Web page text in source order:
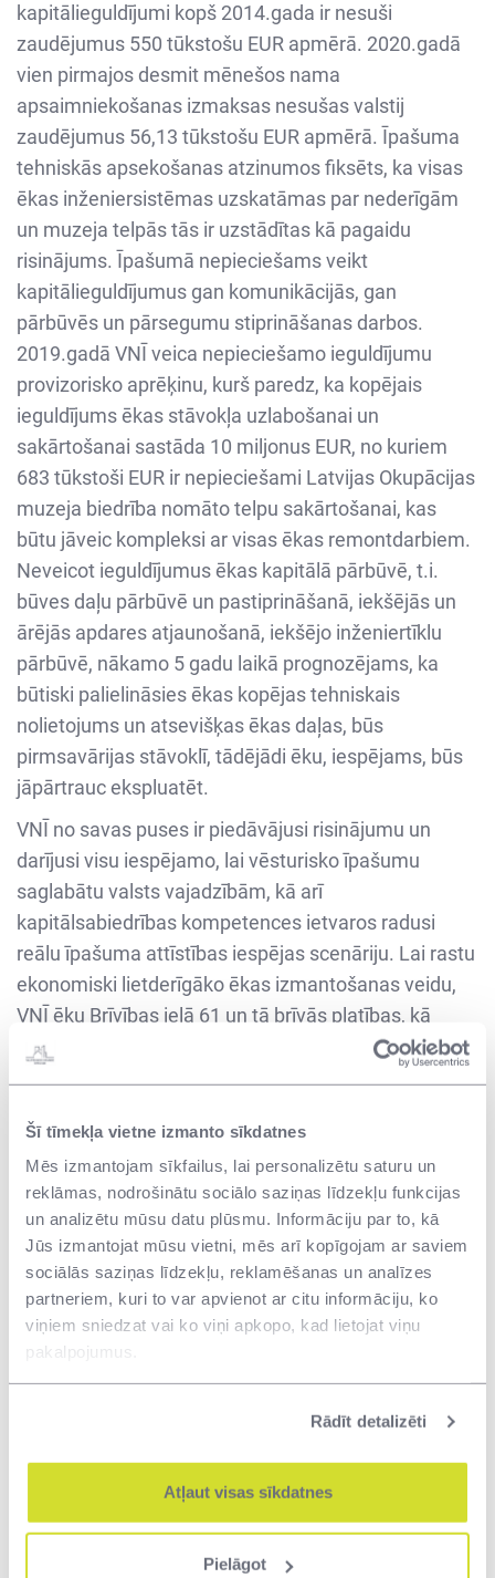
Šī tīmekļa vietne izmanto sīkdatnes
Mēs izmantojam sīkfailus, lai personalizētu saturu un
reklāmas, nodrošinātu sociālo saziņas līdzekļu funkcijas
un analizētu mūsu datu plūsmu. Informāciju par to, kā
Jūs izmantojat mūsu vietni, mēs arī kopīgojam ar saviem
sociālās saziņas līdzekļu, reklamēšanas un analīzes
partneriem, kuri to var apvienot ar citu informāciju, ko
viņiem sniedzat vai ko viņi apkopo, kad lietojat viņu
pakalpojumus.
Rādīt detalizēti
Atļaut visas sīkdatnes
Pielāgot
kapitālieguldījumi kopš 2014.gada ir nesuši
zaudējumus 550 tūkstošu EUR apmērā. 2020.gadā
vien pirmajos desmit mēnešos nama
apsaimniekošanas izmaksas nesušas valstij
zaudējumus 56,13 tūkstošu EUR apmērā. Īpašuma
tehniskās apsekošanas atzinumos fiksēts, ka visas
ēkas inženiersistēmas uzskatāmas par nederīgām
un muzeja telpās tās ir uzstādītas kā pagaidu
risinājums. Īpašumā nepieciešams veikt
kapitālieguldījumus gan komunikācijās, gan
pārbūvēs un pārsegumu stiprināšanas darbos.
2019.gadā VNĪ veica nepieciešamo ieguldījumu
provizorisko aprēķinu, kurš paredz, ka kopējais
ieguldījums ēkas stāvokļa uzlabošanai un
sakārtošanai sastāda 10 miljonus EUR, no kuriem
683 tūkstoši EUR ir nepieciešami Latvijas Okupācijas
muzeja biedrība nomāto telpu sakārtošanai, kas
būtu jāveic kompleksi ar visas ēkas remontdarbiem.
Neveicot ieguldījumus ēkas kapitālā pārbūvē, t.i.
būves daļu pārbūvē un pastiprināšanā, iekšējās un
ārējās apdares atjaunošanā, iekšējo inženiertīklu
pārbūvē, nākamo 5 gadu laikā prognozējams, ka
būtiski palielināsies ēkas kopējas tehniskais
nolietojums un atsevišķas ēkas daļas, būs
pirmsavārijas stāvoklī, tādējādi ēku, iespējams, būs
jāpārtrauc ekspluatēt.
VNĪ no savas puses ir piedāvājusi risinājumu un
darījusi visu iespējamo, lai vēsturisko īpašumu
saglabātu valsts vajadzībām, kā arī
kapitālsabiedrības kompetences ietvaros radusi
reālu īpašuma attīstības iespējas scenāriju. Lai rastu
ekonomiski lietderīgāko ēkas izmantošanas veidu,
VNĪ ēku Brīvības ielā 61 un tā brīvās platības, kā
nomas objektu aktīvi piedāvāja pielāgot valsts
iespējamo maiņas darījumu. Sarunas ar minētajām
iestādēm nenesa rezultātu - ne valsts budžeta
iestādes, ne komercsektors, ne Rīgas pilsētas
pašvaldība nesaskatīja savu iespējamo darbību
īpašumā, to attīstot un sniedzot tam jaunu elpu.
Pamatojoties uz to, ka ēka nav nepieciešama valsts
funkciju nodrošināšanai un atbilstoši VNĪ portfeļa
lēmums to virzīt atsavināšanai, nodrošinot, ka
izsoles nolikumā un pirkuma līgumā tiek iekļauti
noteikumi, kas nodrošina valsts interešu ievērošanu.
Pārdošanas noteikumu izstrādē VNĪ līdz šim aktīvi
sadarbojās ar Kultūras ministriju un Latvijas